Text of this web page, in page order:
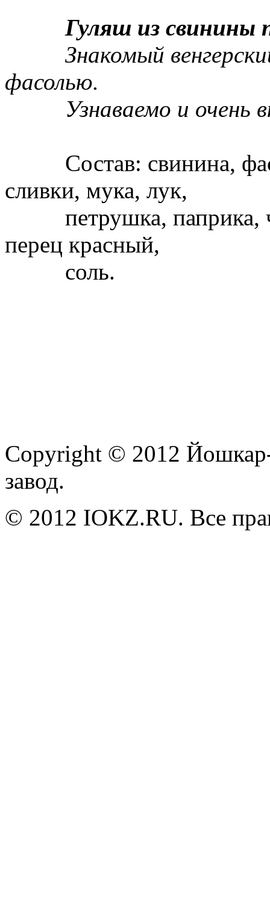
Гуляш из свинины
Знакомый венгерский
фасолью.
Узнаваемо и очень
Состав: свинина,
сливки, мука, лук,
петрушка, паприка,
перец красный,
соль.
Copyright © 2012
завод.
© 2012 IOKZ.RU. Все